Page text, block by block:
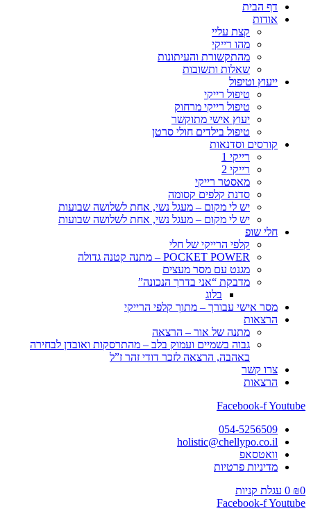
דף הבית
אודות
קצת עליי
מהו רייקי
מהתקשורת והעיתונות
שאלות ותשובות
ייעוץ וטיפול
טיפול רייקי
טיפול רייקי מרחוק
יעוץ אישי מתוקשר
טיפול בילדים חולי סרטן
קורסים וסדנאות
רייקי 1
רייקי 2
מאסטר רייקי
סדנת קלפים קסומה
יש לי מקום – מעגל נשי, אחת לשלושה שבועות
יש לי מקום – מעגל נשי, אחת לשלושה שבועות
חלי שופ
קלפי הרייקי של חלי
POCKET POWER – מתנה קטנה גדולה
מגנט עם מסר מעצים
מדבקת “אני בדרך הנכונה”
בלוג
מסר אישי עבורך – מתוך קלפי הרייקי
הרצאות
מתנה של אור – הרצאה
גבוה בשמיים ועמוק בלב – מהתרסקות ואובדן לבחירה
באהבה, הרצאה לזכר דודי זהר ז”ל
צרו קשר
הרצאות
Facebook-fYoutube
054-5256509
holistic@chellypo.co.il
וואטסאפ
מדיניות פרטיות
₪0
0 עגלת קניות
Facebook-fYoutube